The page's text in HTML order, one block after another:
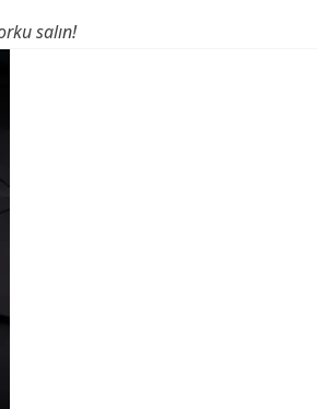
salın!